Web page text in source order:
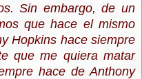
Sin embargo, de un
que hace el mismo
Hopkins hace siempre
que me quiera matar
hace de Anthony